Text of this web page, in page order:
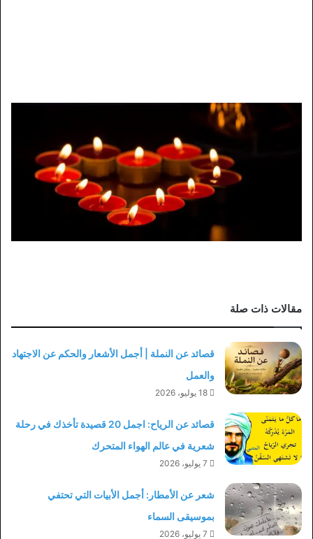
مقالات ذات صلة
قصائد عن النملة | أجمل الأشعار والحكم عن الاجتهاد
والعمل
18 يوليو، 2026
قصائد عن الرياح: اجمل 20 قصيدة تأخذك في رحلة
شعرية في عالم الهواء المتحرك
7 يوليو، 2026
شعر عن الأمطار: أجمل الأبيات التي تحتفي
بموسيقى السماء
7 يوليو، 2026